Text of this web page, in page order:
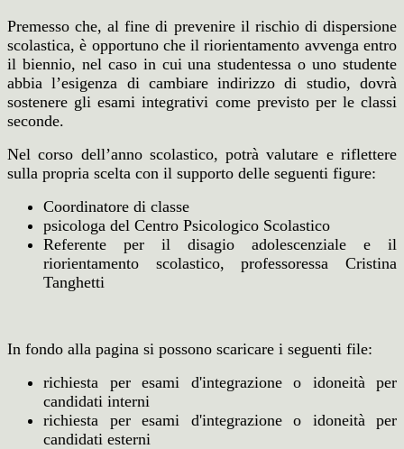
Premesso che, al fine di prevenire il rischio di dispersione
scolastica, è opportuno che il riorientamento avvenga entro
il biennio, nel caso in cui una studentessa o uno studente
abbia l’esigenza di cambiare indirizzo di studio, dovrà
sostenere gli esami integrativi come previsto per le classi
seconde.
Nel corso dell’anno scolastico, potrà valutare e riflettere
sulla propria scelta con il supporto delle seguenti figure:
Coordinatore di classe
psicologa del Centro Psicologico Scolastico
Referente per il disagio adolescenziale e il
riorientamento scolastico, professoressa Cristina
Tanghetti
In fondo alla pagina si possono scaricare i seguenti file:
richiesta per esami d'integrazione o idoneità per
candidati interni
richiesta per esami d'integrazione o idoneità per
candidati esterni